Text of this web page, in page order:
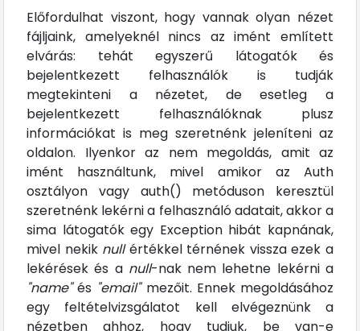
Előfordulhat viszont, hogy vannak olyan nézet
fájljaink, amelyeknél nincs az imént említett
elvárás: tehát egyszerű látogatók és
bejelentkezett felhasználók is tudják
megtekinteni a nézetet, de esetleg a
bejelentkezett felhasználóknak plusz
információkat is meg szeretnénk jeleníteni az
oldalon. Ilyenkor az nem megoldás, amit az
imént használtunk, mivel amikor az Auth
osztályon vagy auth() metóduson keresztül
szeretnénk lekérni a felhasználó adatait, akkor a
sima látogatók egy Exception hibát kapnának,
mivel nekik nullértékkel térnének vissza ezek a
lekérések és a null-nak nem lehetne lekérni a
"name"és "email"mezőit. Ennek megoldásához
egy feltételvizsgálatot kell elvégeznünk a
nézetben ahhoz, hogy tudjuk, be van-e